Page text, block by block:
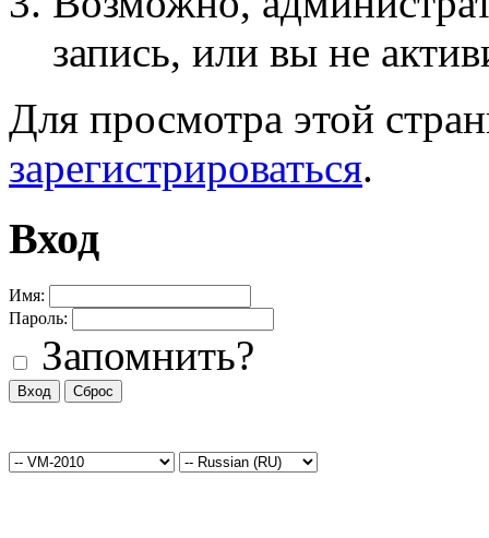
запись, или вы не
Для просмотра этой
зарегистрироваться.
Вход
Имя:
Пароль:
Запомнить?